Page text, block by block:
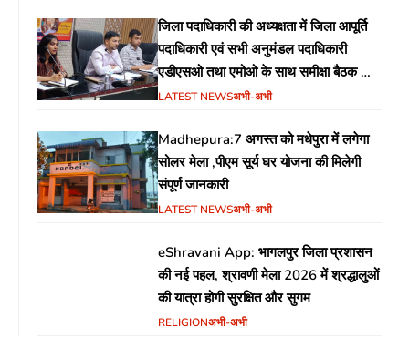
जिला पदाधिकारी की अध्यक्षता में जिला आपूर्ति
पदाधिकारी एवं सभी अनुमंडल पदाधिकारी
एडीएसओ तथा एमोओ के साथ समीक्षा बैठक का
आयोजन
LATEST NEWSअभी-अभी
Madhepura:7 अगस्त को मधेपुरा में लगेगा
सोलर मेला ,पीएम सूर्य घर योजना की मिलेगी
संपूर्ण जानकारी
LATEST NEWSअभी-अभी
eShravani App: भागलपुर जिला प्रशासन
की नई पहल, श्रावणी मेला 2026 में श्रद्धालुओं
की यात्रा होगी सुरक्षित और सुगम
RELIGIONअभी-अभी